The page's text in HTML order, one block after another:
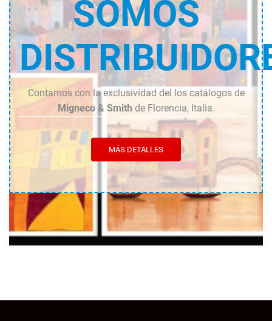
SOMOS
Contamos con la exclusividad del los catálogos de
Migneco & Smith de Florencia, Italia.
MÁS DETALLES